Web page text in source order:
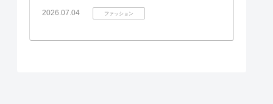
2026.07.04 ファッション